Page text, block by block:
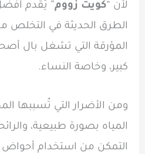
لأن “كويت زووم ” يُقدم
الطرق الحديثة في التخلص
المؤرقة التي تشغل بال
كبير، وخاصة النساء.
ومن الأضرار التي تُسببها
المياه بصورة طبيعية،
التمكن من استخدام أحواض